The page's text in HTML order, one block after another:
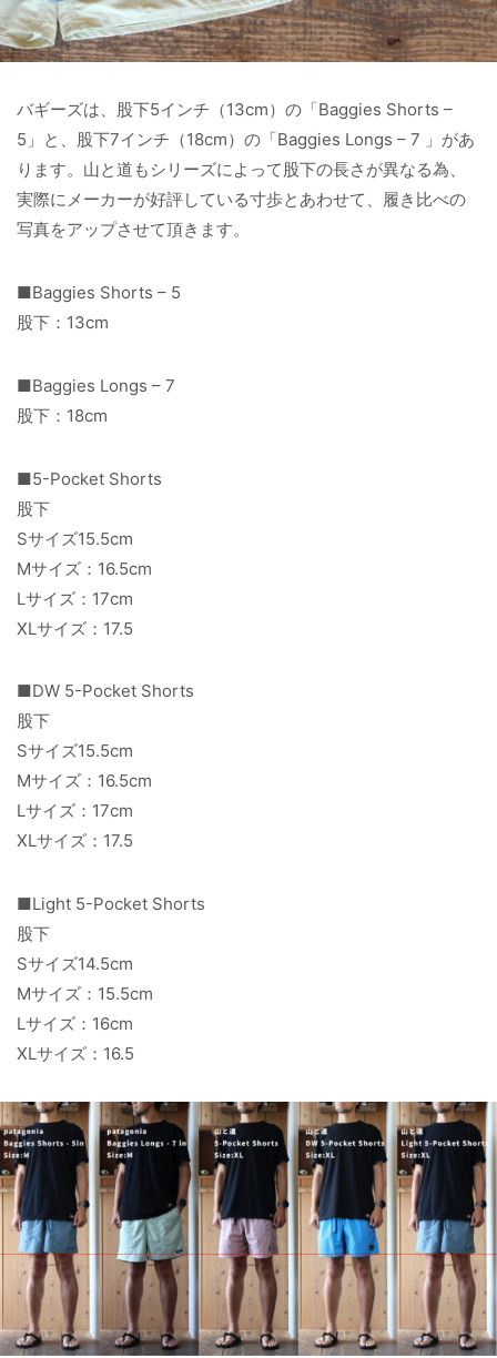
バギーズは、股下5インチ（13cm）の「Baggies Shorts –
5」と、股下7インチ（18cm）の「Baggies Longs – 7 」があ
ります。山と道もシリーズによって股下の長さが異なる為、
実際にメーカーが好評している寸歩とあわせて、履き比べの
写真をアップさせて頂きます。
■Baggies Shorts – 5
股下：13cm
■Baggies Longs – 7
股下：18cm
■5-Pocket Shorts
股下
Sサイズ15.5cm
Mサイズ：16.5cm
Lサイズ：17cm
XLサイズ：17.5
■DW 5-Pocket Shorts
股下
Sサイズ15.5cm
Mサイズ：16.5cm
Lサイズ：17cm
XLサイズ：17.5
■Light 5-Pocket Shorts
股下
Sサイズ14.5cm
Mサイズ：15.5cm
Lサイズ：16cm
XLサイズ：16.5